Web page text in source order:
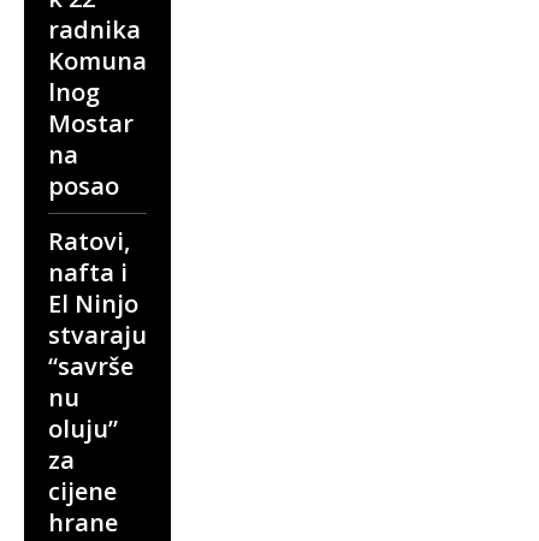
radnika
Komuna
lnog
Mostar
na
posao
Ratovi,
nafta i
El Ninjo
stvaraju
“savrše
nu
oluju”
za
cijene
hrane